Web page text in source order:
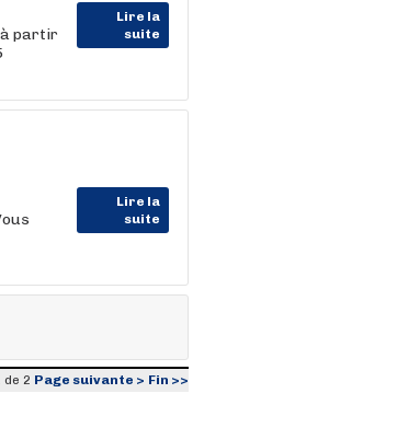
Lire la
suite
partir
Lire la
suite
de 2 Page suivante > Fin >>